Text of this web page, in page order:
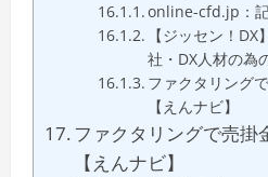
online-cfd.jp：
【ジッセン！
社・DX人材の為
ファクタリング
【えんナビ】
ファクタリングで売掛
【えんナビ】